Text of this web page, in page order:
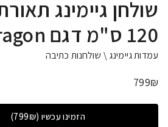
120 ס"מ דגם Tr - Dragon
עמדות גיימינג \ שולחנות כתיבה
799₪
הזמינו עכשיו (799₪)